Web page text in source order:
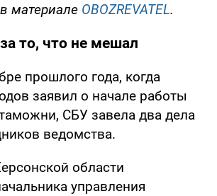
в материале OBOZREVATEL.
то, что не мешал
прошлого года, когда
заявил о начале работы
СБУ завела два дела
ведомства.
области
управления